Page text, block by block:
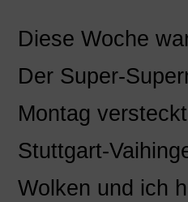
Diese Woche
Der Super-
Montag
Stuttgart-
Wolken und ich